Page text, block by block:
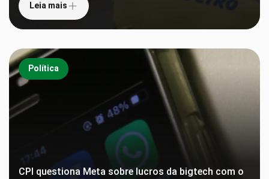
Leia mais
Política
CPI questiona Meta sobre lucros da bigtech com o